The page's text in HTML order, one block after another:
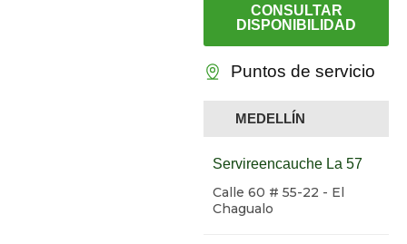
CONSULTAR
DISPONIBILIDAD
Puntos de servicio
MEDELLÍN
Servireencauche La 57
Calle 60 # 55-22 - El
Chagualo